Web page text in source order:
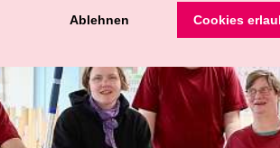
Ablehnen Cookies
• Ansprechpersonen
• Service
• Förderverein
Teilhabe und Bildung
• Begleitender Dienst
• Berufsbildungsbereich
Dienstleistungen /
• Ihre Vorteile